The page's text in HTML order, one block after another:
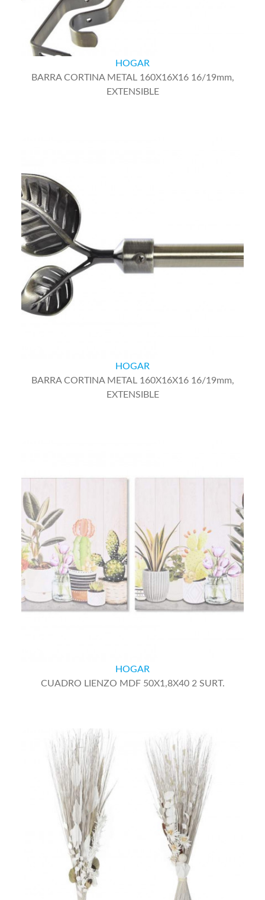
HOGAR
BARRA CORTINA METAL 160X16X16 16/19mm,
EXTENSIBLE
HOGAR
BARRA CORTINA METAL 160X16X16 16/19mm,
EXTENSIBLE
HOGAR
CUADRO LIENZO MDF 50X1,8X40 2 SURT.